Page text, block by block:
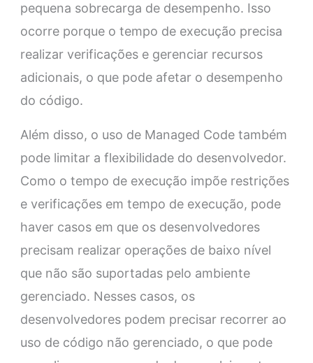
pequena sobrecarga de desempenho. Isso
ocorre porque o tempo de execução precisa
realizar verificações e gerenciar recursos
adicionais, o que pode afetar o desempenho
do código.
Além disso, o uso de Managed Code também
pode limitar a flexibilidade do desenvolvedor.
Como o tempo de execução impõe restrições
e verificações em tempo de execução, pode
haver casos em que os desenvolvedores
precisam realizar operações de baixo nível
que não são suportadas pelo ambiente
gerenciado. Nesses casos, os
desenvolvedores podem precisar recorrer ao
uso de código não gerenciado, o que pode